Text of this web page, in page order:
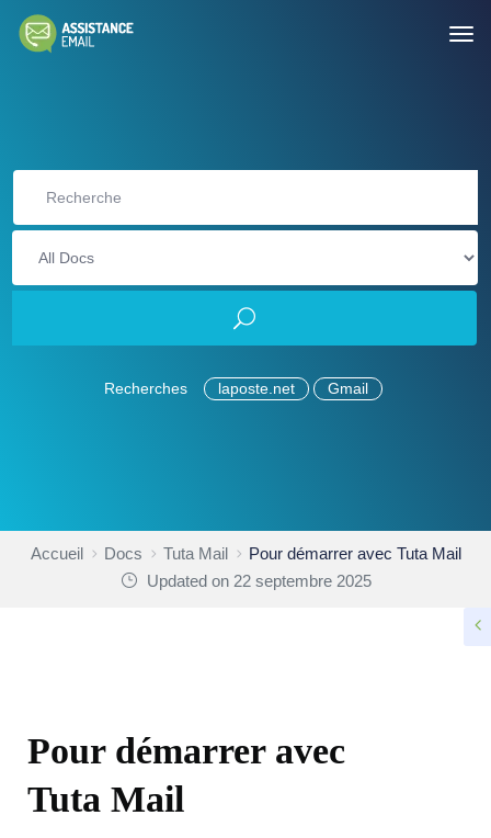
Recherches laposte.net Gmail
Accueil Docs Tuta Mail
Pour démarrer avec Tuta Mail
Updated on 22 septembre 2025
Pour démarrer avec
Tuta Mail